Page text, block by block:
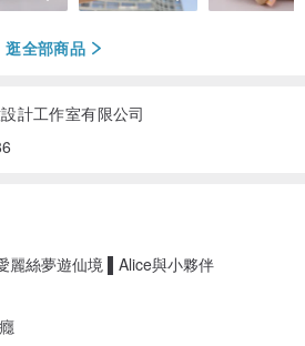
逛全部商品
計工作室有限公司
麗絲夢遊仙境 ▌Alice與小夥伴